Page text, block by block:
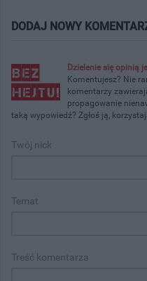
DODAJ NOWY
Dzielenie się opinią
Komentujesz? Nie
komentarzy
propagowanie
taką wypowiedź? Zgłoś ją,
Twój nick
Temat
Treść komentarza